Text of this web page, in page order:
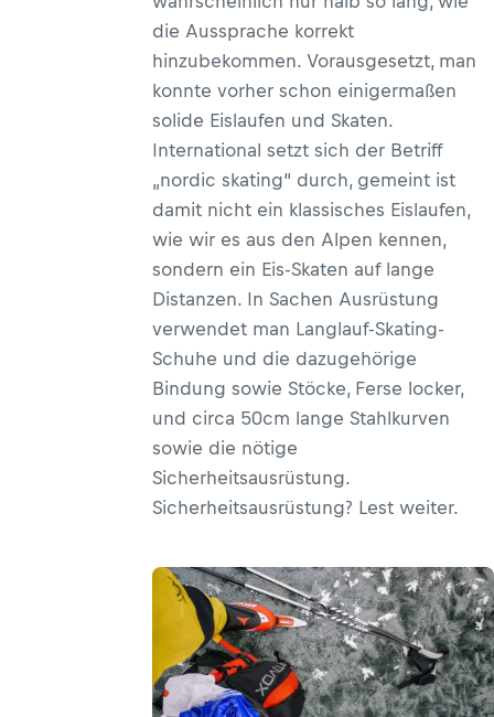
die Aussprache korrekt
hinzubekommen. Vorausgesetzt, man
konnte vorher schon einigermaßen
solide Eislaufen und Skaten.
International setzt sich der Betriff
„nordic skating“ durch, gemeint ist
damit nicht ein klassisches Eislaufen,
wie wir es aus den Alpen kennen,
sondern ein Eis-Skaten auf lange
Distanzen. In Sachen Ausrüstung
verwendet man Langlauf-Skating-
Schuhe und die dazugehörige
Bindung sowie Stöcke, Ferse locker,
und circa 50cm lange Stahlkurven
sowie die nötige
Sicherheitsausrüstung.
Sicherheitsausrüstung? Lest weiter.